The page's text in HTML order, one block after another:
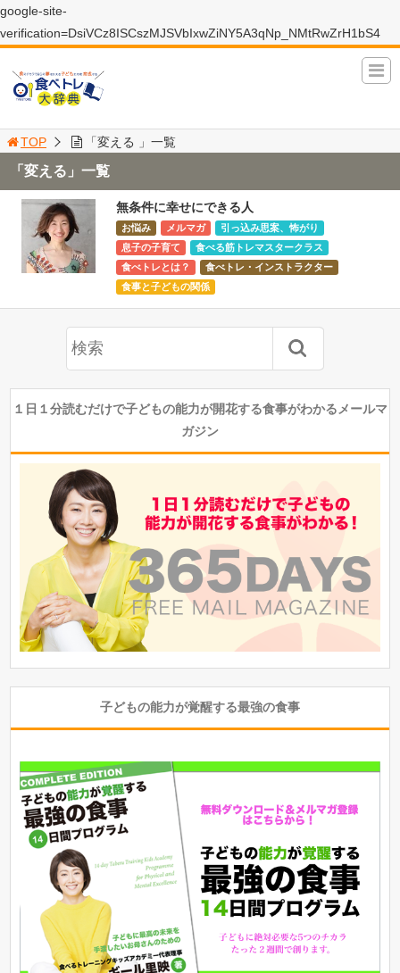
google-site-
verification=DsiVCz8ISCszMJSVbIxwZiNY5A3qNp_NMtRwZrH1bS4
TOP 「変える 」一覧
「変える」一覧
無条件に幸せにできる人
お悩み メルマガ
引っ込み思案、怖がり
息子の子育て
食べる筋トレマスタークラス
食べトレとは？
食べトレ・インストラクター
食事と子どもの関係
１日１分読むだけで子どもの能力が開花する食事がわかるメールマ
ガジン
子どもの能力が覚醒する最強の食事